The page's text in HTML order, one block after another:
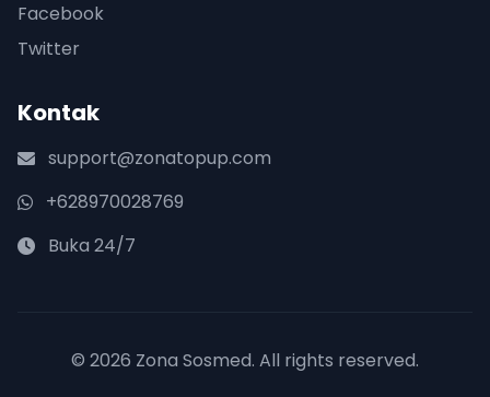
Facebook
Twitter
Kontak
support@zonatopup.com
+628970028769
Buka 24/7
© 2026 Zona Sosmed. All rights reserved.